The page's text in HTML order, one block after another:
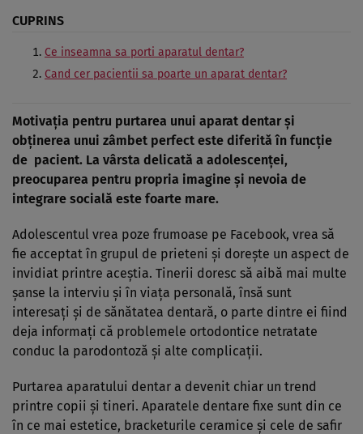
CUPRINS
Ce inseamna sa porti aparatul dentar?
Cand cer pacientii sa poarte un aparat dentar?
Motivaţia pentru purtarea unui aparat dentar şi
obţinerea unui zâmbet perfect este diferită în funcţie
de pacient. La vârsta delicată a adolescenţei,
preocuparea pentru propria imagine şi nevoia de
integrare socială este foarte mare.
Adolescentul vrea poze frumoase pe Facebook, vrea să
fie acceptat în grupul de prieteni şi doreşte un aspect de
invidiat printre aceştia. Tinerii doresc să aibă mai multe
şanse la interviu şi în viaţa personală, însă sunt
interesaţi şi de sănătatea dentară, o parte dintre ei fiind
deja informaţi că problemele ortodontice netratate
conduc la parodontoză şi alte complicaţii.
Purtarea aparatului dentar a devenit chiar un trend
printre copii şi tineri. Aparatele dentare fixe sunt din ce
în ce mai estetice, bracketurile ceramice şi cele de safir